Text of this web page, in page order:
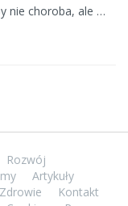
nie choroba, ale …
Rozwój
Artykuły
Kontakt